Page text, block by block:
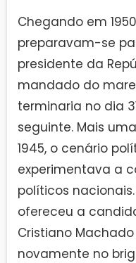
Chegando em
preparavam-se
presidente da
mandado do
terminaria no dia
seguinte. Mais
1945, o cenário
experimentava a
políticos
ofereceu a
Cristiano
novamente no